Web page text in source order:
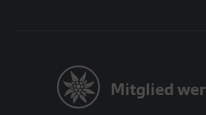
Mitglied